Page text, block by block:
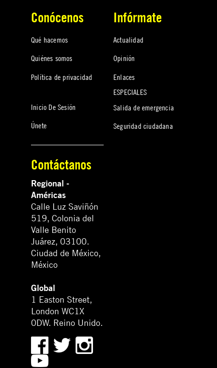
Conócenos
Qué hacemos
Quiénes somos
Política de privacidad
Inicio De Sesión
Únete
Infórmate
Actualidad
Opinión
Enlaces
ESPECIALES
Salida de emergencia
Seguridad ciudadana
Contáctanos
Regional -
Américas
Calle Luz Saviñón
519, Colonia del
Valle Benito
Juárez, 03100.
Ciudad de México,
México
Global
1 Easton Street,
London WC1X
0DW. Reino Unido.